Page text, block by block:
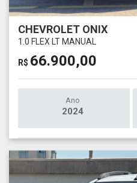
CHEVROLET ONIX
1.0 FLEX LT MANUAL
R$ 66.900,00
Ano
2024